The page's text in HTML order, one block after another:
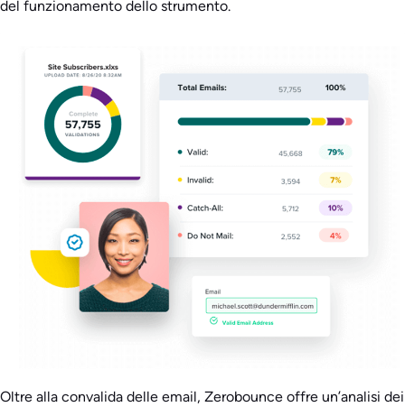
del funzionamento dello strumento.
Oltre alla convalida delle email, Zerobounce offre un’analisi dei